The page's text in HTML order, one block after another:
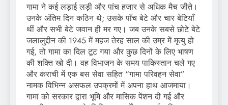
गामा ने कई लड़ाई लड़ी और पांच हजार से अधिक मैच जीते।
उनके अंतिम दिन कठिन थे; उसके पाँच बेटे और चार बेटियाँ
थीं और सभी बेटे जवान ही मर गए। जब उनके सबसे छोटे बेटे
जलालुद्दीन की 1945 में महज तेरह साल की उम्र में मृत्यु हो
गई, तो गामा का दिल टूट गया और कुछ दिनों के लिए भाषण
की शक्ति खो दी। वह विभाजन के समय पाकिस्तान चले गए
और कराची में एक बस सेवा सहित “गामा परिवहन सेवा”
नामक विभिन्न असफल उपक्रमों में अपना हाथ आजमाया।
गामा को सरकार द्वारा भूमि और मासिक पेंशन दी गई और